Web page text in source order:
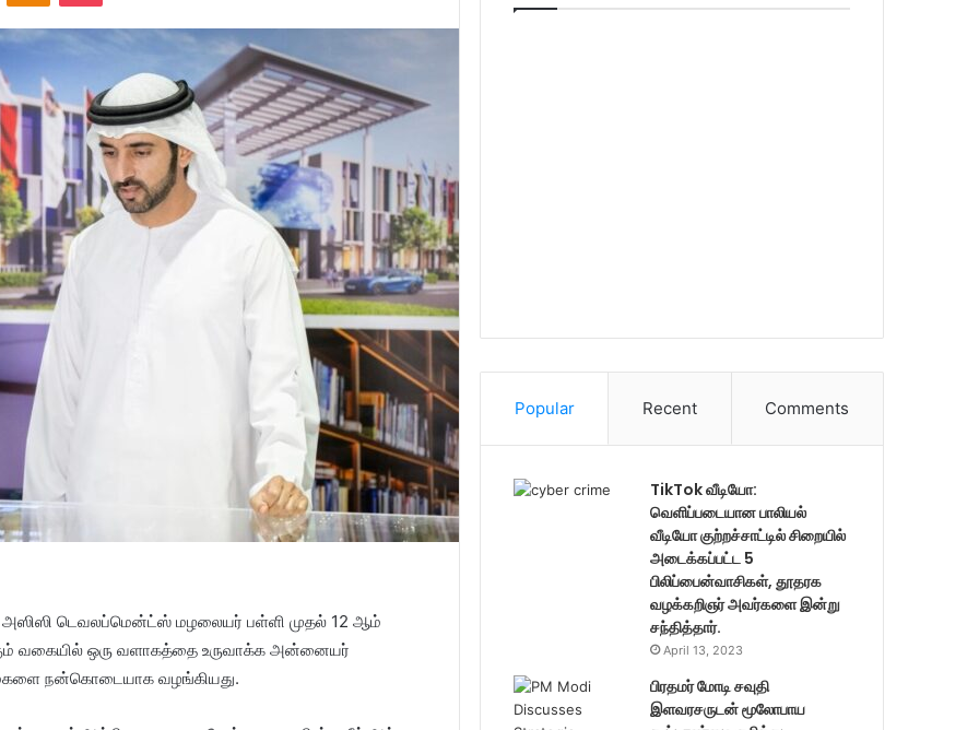
டெவலப்மென்ட்ஸ் மழலையர் பள்ளி முதல் 12 ஆம்
வகையில் ஒரு வளாகத்தை உருவாக்க அன்னையர்
நன்கொடையாக வழங்கியது.
Popular Recent Comments
TikTok வீடியோ:
வெளிப்படையான பாலியல்
வீடியோ குற்றச்சாட்டில் சிறையில்
அடைக்கப்பட்ட 5
பிலிப்பைன்வாசிகள், தூதரக
வழக்கறிஞர் அவர்களை இன்று
சந்தித்தார்.
April 13, 2023
பிரதமர் மோடி சவுதி
இளவரசருடன் மூலோபாய